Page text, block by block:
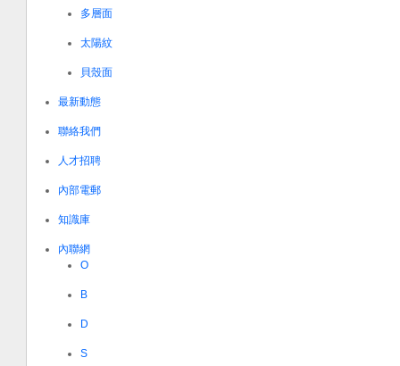
多層面
太陽紋
貝殼面
最新動態
聯絡我們
人才招聘
內部電郵
知識庫
內聯網
O
B
D
S